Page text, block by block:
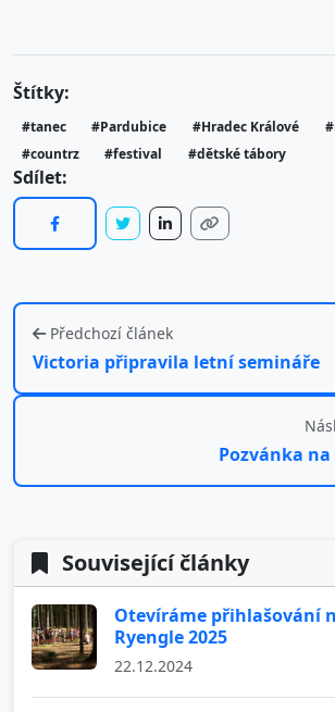
Štítky:
#tanec #Pardubice #Hradec Králové
#countrz
#festival #dětské tábory
Sdílet:
Předchozí článek
Victoria připravila letní semináře
Pozvánka
Související články
Otevíráme přihlašování
Ryengle 2025
22.12.2024